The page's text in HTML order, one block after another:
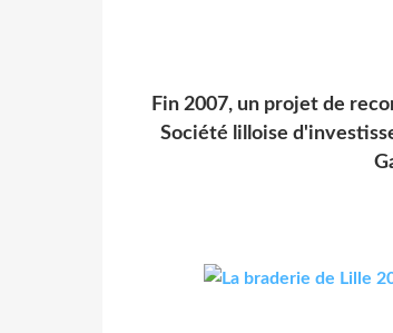
Fin 2007, un projet de
Société lilloise